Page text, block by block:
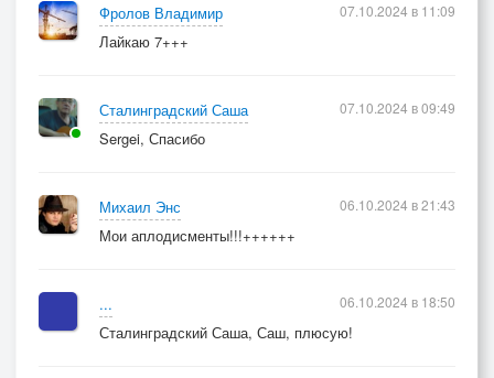
Фролов Владимир
Лайкаю 7+++
07.10.2024 в 11:09
Сталинградский Саша
Sergei, Спасибо
07.10.2024 в 09:49
Михаил Энс
Мои аплодисменты!!!++++++
06.10.2024 в 21:43
...
Сталинградский Саша, Саш, плюсую!
06.10.2024 в 18:50